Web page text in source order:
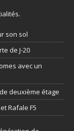
.
son sol
de J-20
avec un
deuxième étage
Rafale F5